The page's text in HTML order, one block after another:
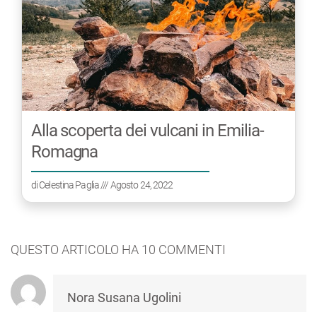
Alla scoperta dei vulcani in Emilia-
Romagna
diCelestina Paglia/// Agosto 24, 2022
QUESTO ARTICOLO HA 10 COMMENTI
Nora Susana Ugolini